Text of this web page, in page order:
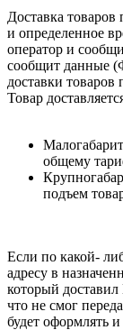
Доставка товаров
и определенное
оператор и
сообщит данные
доставки товаров
Товар
общему
подъем
Если по какой-
адресу в
который
что не смог
будет оформлять